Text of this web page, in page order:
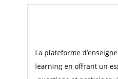
La plateforme
learning en offrant un